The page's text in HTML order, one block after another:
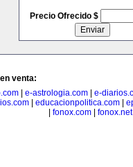
Precio Ofrecido $
venta:
e-astrologia.com
e-
educacionpolitica.com
fonox.com| fonox.net